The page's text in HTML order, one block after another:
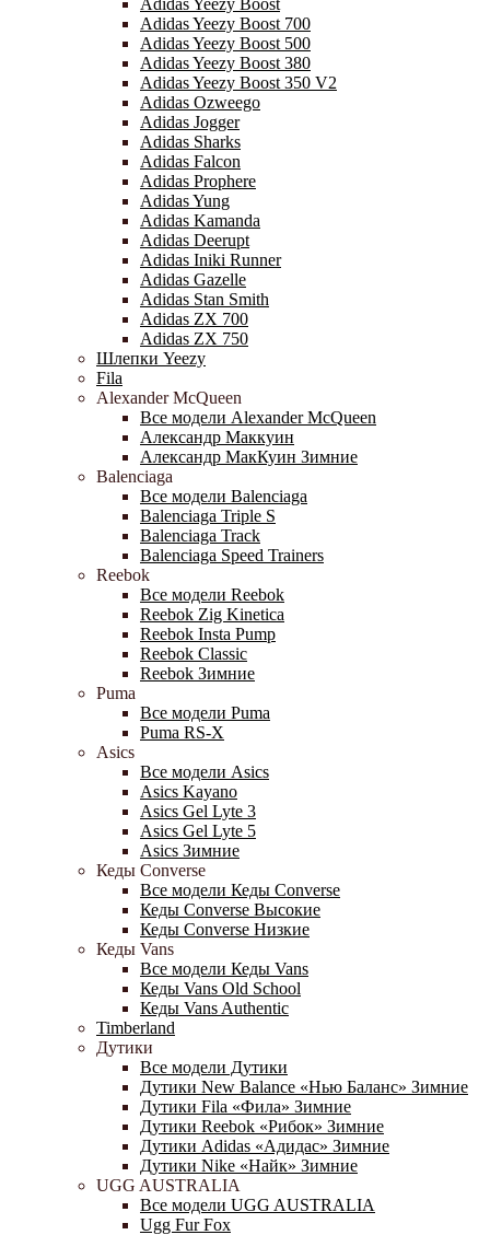
Adidas Yeezy Boost
Adidas Yeezy Boost 700
Adidas Yeezy Boost 500
Adidas Yeezy Boost 380
Adidas Yeezy Boost 350 V2
Adidas Ozweego
Adidas Jogger
Adidas Sharks
Adidas Falcon
Adidas Prophere
Adidas Yung
Adidas Kamanda
Adidas Deerupt
Adidas Iniki Runner
Adidas Gazelle
Adidas Stan Smith
Adidas ZX 700
Adidas ZX 750
Шлепки Yeezy
Fila
Alexander McQueen
Все модели Alexander McQueen
Александр Маккуин
Александр МакКуин Зимние
Balenciaga
Все модели Balenciaga
Balenciaga Triple S
Balenciaga Track
Balenciaga Speed Trainers
Reebok
Все модели Reebok
Reebok Zig Kinetica
Reebok Insta Pump
Reebok Classic
Reebok Зимние
Puma
Все модели Puma
Puma RS-X
Asics
Все модели Asics
Asics Kayano
Asics Gel Lyte 3
Asics Gel Lyte 5
Asics Зимние
Кеды Converse
Все модели Кеды Converse
Кеды Converse Высокие
Кеды Converse Низкие
Кеды Vans
Все модели Кеды Vans
Кеды Vans Old School
Кеды Vans Authentic
Timberland
Дутики
Все модели Дутики
Дутики New Balance «Нью Баланс» Зимние
Дутики Fila «Фила» Зимние
Дутики Reebok «Рибок» Зимние
Дутики Adidas «Адидас» Зимние
Дутики Nike «Найк» Зимние
UGG AUSTRALIA
Все модели UGG AUSTRALIA
Ugg Fur Fox